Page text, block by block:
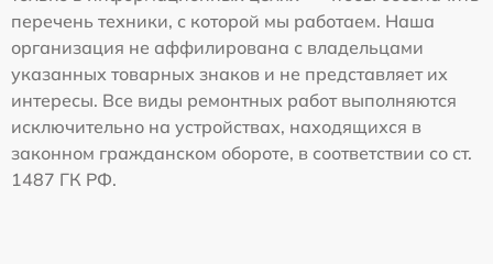
перечень техники, с которой мы работаем. Наша
организация не аффилирована с владельцами
указанных товарных знаков и не представляет их
интересы. Все виды ремонтных работ выполняются
исключительно на устройствах, находящихся в
законном гражданском обороте, в соответствии со ст.
1487 ГК РФ.